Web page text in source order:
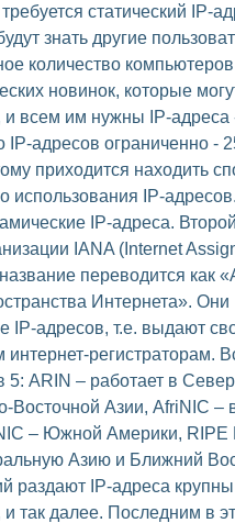
статический IP-
знать другие
количество
новинок, которые
и всем им нужны IP-адреса
IP-адресов ограниченно -
приходится находить
использования IP-
IP-адреса.
IANA (Internet
переводится как
Интернета». Они
IP-адресов, т.е. выдают
регистраторам.
5: ARIN – работает в
Восточной Азии, AfriNIC –
– Южной Америки, RIPE
Азию и Ближний
раздают IP-адреса
так далее. Последним в